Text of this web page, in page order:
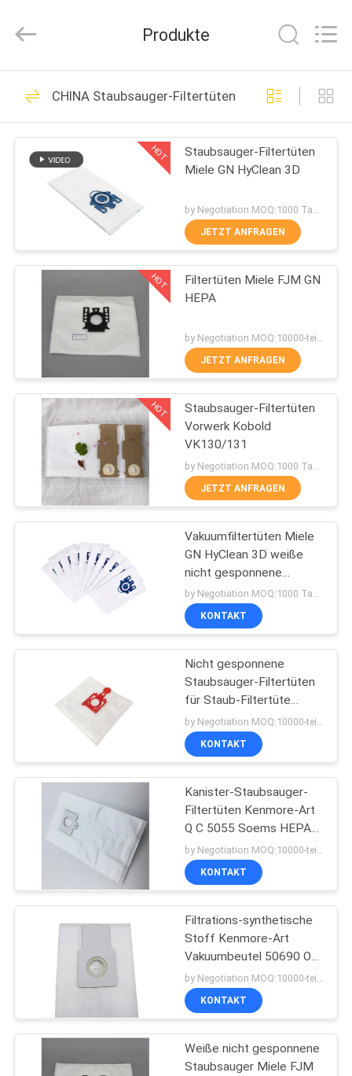
HAUS
PRODUKTE
ÜBER
FABRIK-
QUALITÄTSKONTROLLE
TRETEN
UNS
VERBINDUNG
FORDERN
ZITAT
SITEMAP
POLICY
Rights
by
VAC-Filtertüten
101
Staubsauger-
Filtertüten
88
Staubsauger-
Filtersäcke
Staubsauger-
Papiertüten
47
Staubsauger-
Lufterfrischer
14
Staubsauger-Staub-
Filter
38
Produkte
CHINA Staubsauger-Filtertüten
HOT
Staubsauger-Filtertüten
Miele GN HyClean 3D
by Negotiation MOQ:1000 Tasche/Taschen
JETZT ANFRAGEN
HOT
Filtertüten Miele FJM GN
HEPA
JETZT ANFRAGEN
HOT
Staubsauger-Filtertüten
Vorwerk Kobold
VK130/131
JETZT ANFRAGEN
Vakuumfiltertüten Miele
GN HyClean 3D weiße
nicht gesponnene
Microfiber Hepa
by Negotiation MOQ:1000 Tasche/Taschen
KONTAKT
Nicht gesponnene
Staubsauger-Filtertüten
für Staub-Filtertüte
Zelmer ZVCA100B
49,4200
by Negotiation MOQ:10000-teilig/Stücke
KONTAKT
Kanister-Staubsauger-
Filtertüten Kenmore-Art
Q C 5055 Soems HEPA
50558 50557
KONTAKT
Filtrations-synthetische
Stoff Kenmore-Art
Vakuumbeutel 50690 O
Hepa
KONTAKT
Weiße nicht gesponnene
Staubsauger Miele FJM